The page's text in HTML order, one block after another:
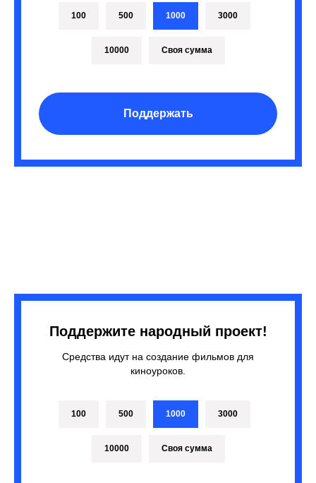
100 500 1000 3000
10000 Своя сумма
Поддержать
Поддержите народный проект!
Средства идут на создание фильмов для
киноуроков.
100 500 1000 3000
10000 Своя сумма